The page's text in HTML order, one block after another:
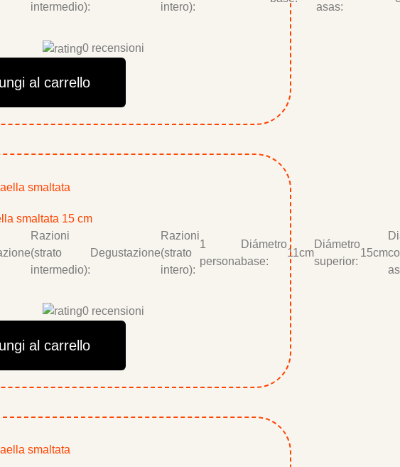
intermedio):
intero):
asas:
0 recensioni
al carrello
smaltata 15 cm
Razioni
(strato
intermedio):
Degustazione
Razioni
(strato
intero):
1
persona
Diámetro
base:
11cm
Diámetro
superior:
15cm
0 recensioni
al carrello